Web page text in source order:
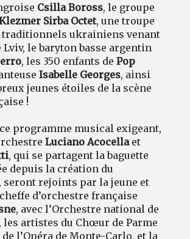
Csilla Boross, le groupe
Sirba Octet, une troupe
traditionnels ukrainiens venant
Lviv, le baryton basse argentin
, les 350 enfants dePop
Isabelle Georges, ainsi
jeunes étoiles de la scène
!
programme musical exigeant,
Luciano Acocellaet
, qui se partagent la baguette
depuis la création du
seront rejoints par la jeune et
d’orchestre française
, avec l’Orchestre national de
artistes du Chœur de Parme
l’Opéra de Monte-Carlo, et la